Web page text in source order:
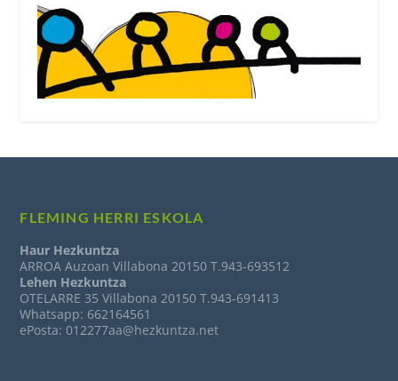
FLEMING HERRI ESKOLA
Haur Hezkuntza
ARROA Auzoan Villabona 20150 T.943-693512
Lehen Hezkuntza
OTELARRE 35 Villabona 20150 T.943-691413
Whatsapp: 662164561
ePosta: 012277aa@hezkuntza.net